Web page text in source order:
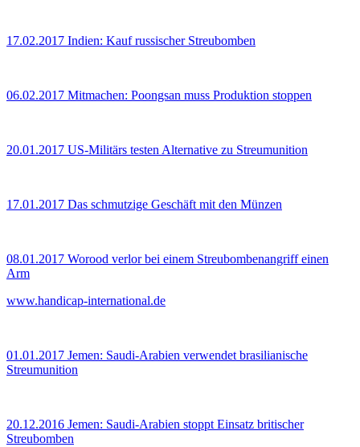
17.02.2017 Indien: Kauf russischer Streubomben
06.02.2017 Mitmachen: Poongsan muss Produktion stoppen
20.01.2017 US-Militärs testen Alternative zu Streumunition
17.01.2017 Das schmutzige Geschäft mit den Münzen
08.01.2017 Worood verlor bei einem Streubombenangriff einen
Arm
www.handicap-international.de
01.01.2017 Jemen: Saudi-Arabien verwendet brasilianische
Streumunition
20.12.2016 Jemen: Saudi-Arabien stoppt Einsatz britischer
Streubomben